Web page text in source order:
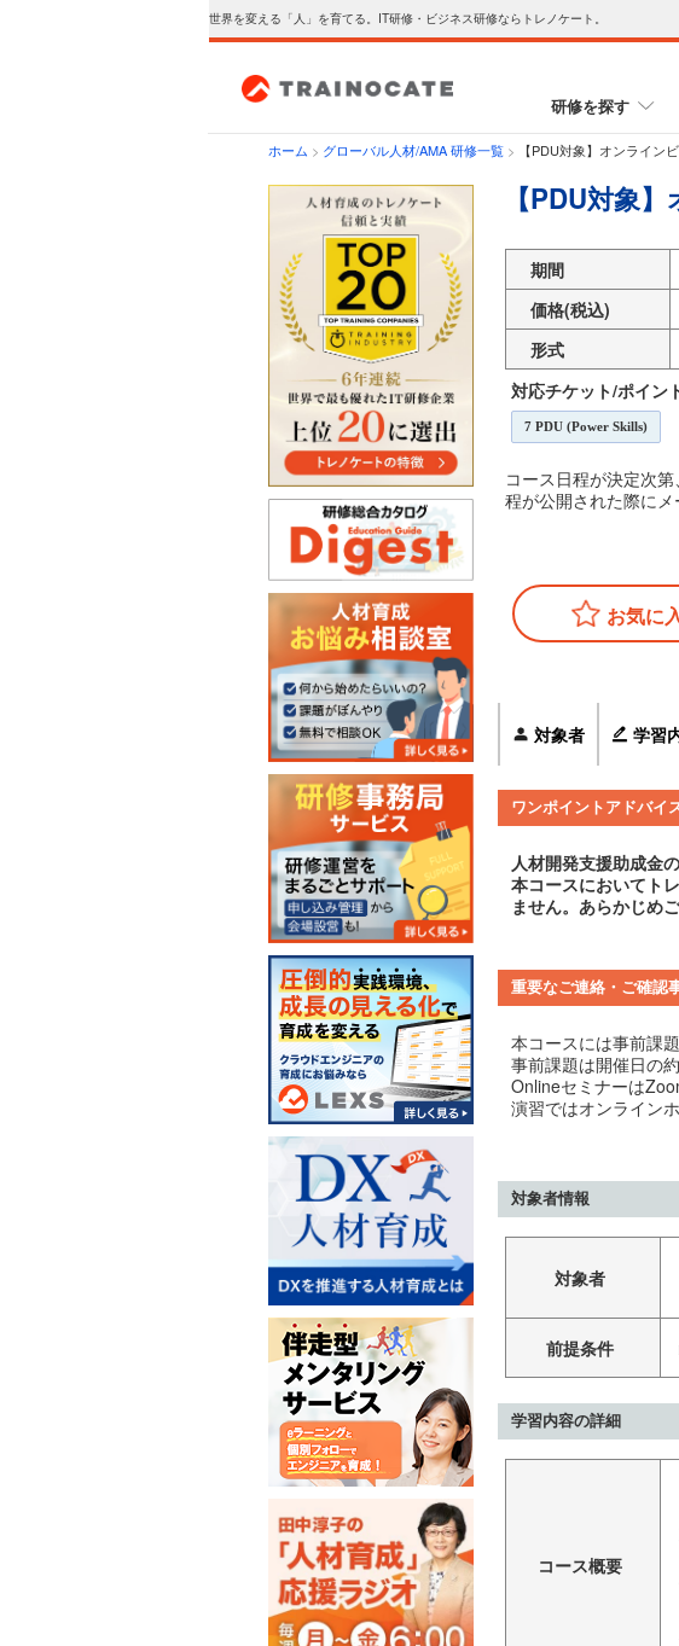
世界を変える「人」を育てる。IT研修・ビジネス研修ならトレノケート。
研修を探す
ホーム > グローバル人材/AMA 研修一覧 > 【PDU対象】オンライン
【PDU対象
期間
価格(税込)
形式
対応チケット/ポイン
7 PDU (Power Skills)
コース日程が決定次
程が公開された際にメ
お気に
対象者 学習
ワンポイントアドバイ
人材開発支援助成金
本コースにおいてト
ません。あらかじめ
重要なご連絡・ご確認
本コースには事前課
事前課題は開催日の
Onlineセミナーは
演習ではオンライン
対象者情報
対象者
前提条件
学習内容の詳細
コース概要